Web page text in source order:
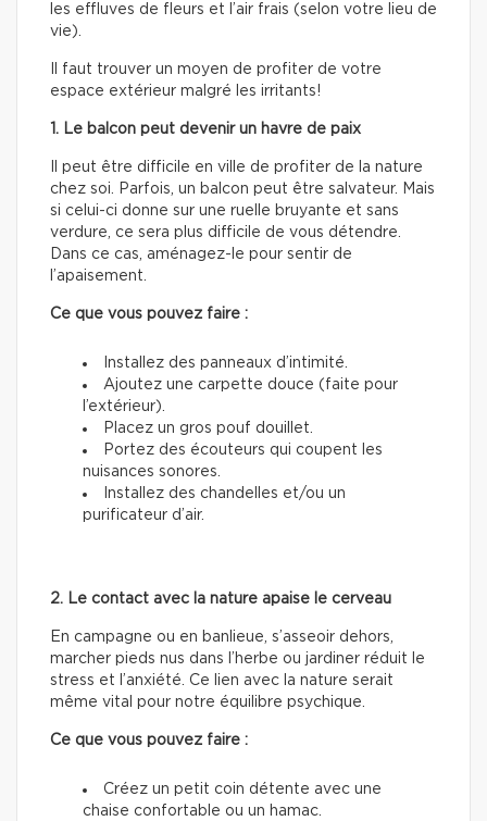
les effluves de fleurs et l’air frais (selon votre lieu de
vie).
Il faut trouver un moyen de profiter de votre
espace extérieur malgré les irritants!
1. Le balcon peut devenir un havre de paix
Il peut être difficile en ville de profiter de la nature
chez soi. Parfois, un balcon peut être salvateur. Mais
si celui-ci donne sur une ruelle bruyante et sans
verdure, ce sera plus difficile de vous détendre.
Dans ce cas, aménagez-le pour sentir de
l’apaisement.
Ce que vous pouvez faire :
Installez des panneaux d’intimité.
Ajoutez une carpette douce (faite pour
l’extérieur).
Placez un gros pouf douillet.
Portez des écouteurs qui coupent les
nuisances sonores.
Installez des chandelles et/ou un
purificateur d’air.
2. Le contact avec la nature apaise le cerveau
En campagne ou en banlieue, s’asseoir dehors,
marcher pieds nus dans l’herbe ou jardiner réduit le
stress et l’anxiété. Ce lien avec la nature serait
même vital pour notre équilibre psychique.
Ce que vous pouvez faire :
Créez un petit coin détente avec une
chaise confortable ou un hamac.